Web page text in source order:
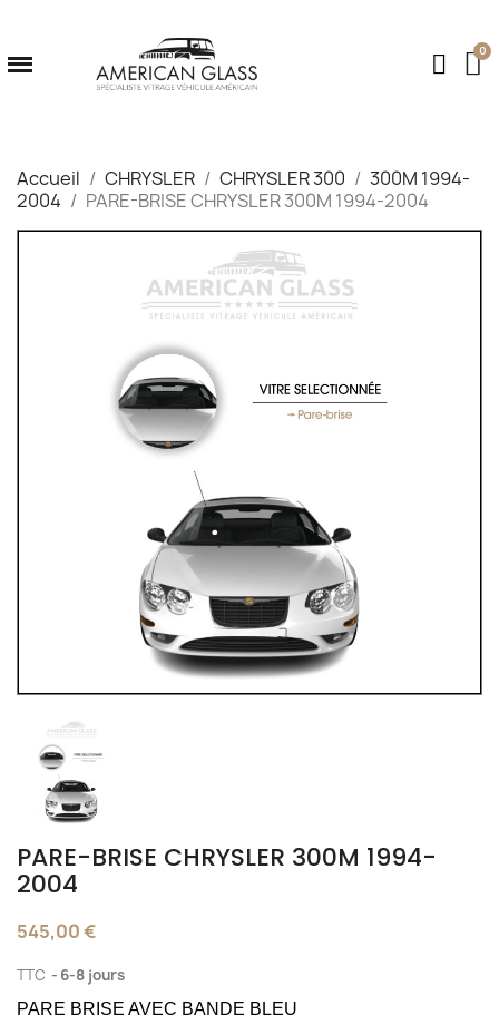
Accueil CHRYSLER CHRYSLER 300
300M 1994-
2004
PARE-BRISE CHRYSLER 300M 1994-2004
PARE-BRISE CHRYSLER 300M 1994-
2004
545,00 €
TTC 6-8 jours
PARE BRISE AVEC BANDE BLEU